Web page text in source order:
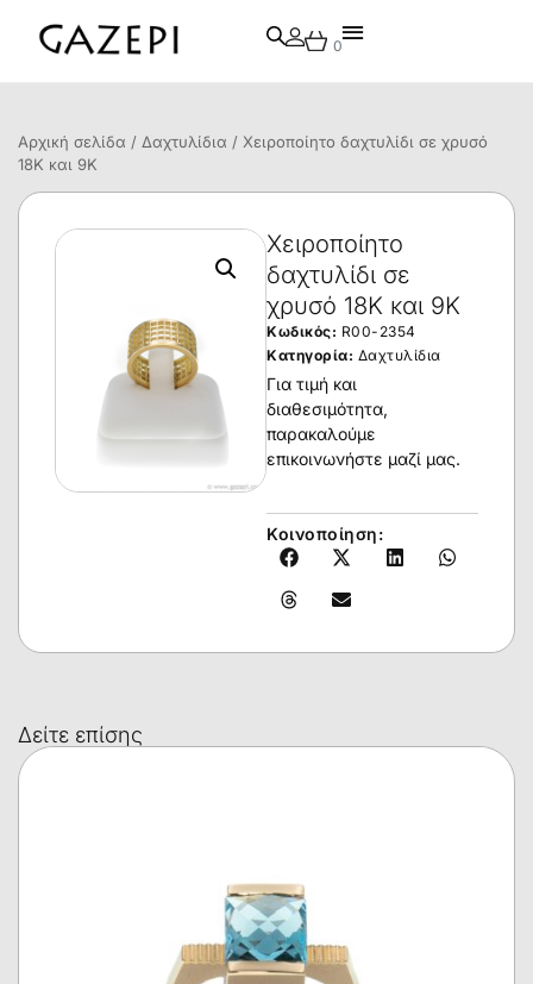
0
Αρχική σελίδα / Δαχτυλίδια / Χειροποίητο δαχτυλίδι σε χρυσό
18Κ και 9Κ
Χειροποίητο
δαχτυλίδι σε
χρυσό 18Κ και 9Κ
Κωδικός: R00-2354
Κατηγορία: Δαχτυλίδια
Για τιμή και
διαθεσιμότητα,
παρακαλούμε
επικοινωνήστε μαζί μας.
Κοινοποίηση:
Δείτε επίσης